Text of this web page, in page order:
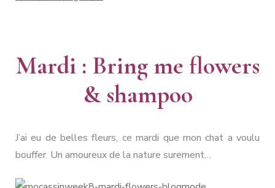
Mardi : Bring me flowers
& shampoo
J’ai eu de belles fleurs, ce mardi que mon chat a voulu
bouffer. Un amoureux de la nature surement…